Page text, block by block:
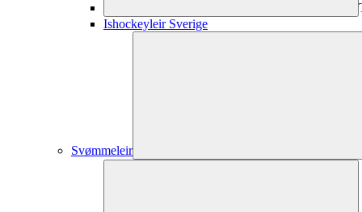
Ishockeyleir Sverige
Svømmeleir